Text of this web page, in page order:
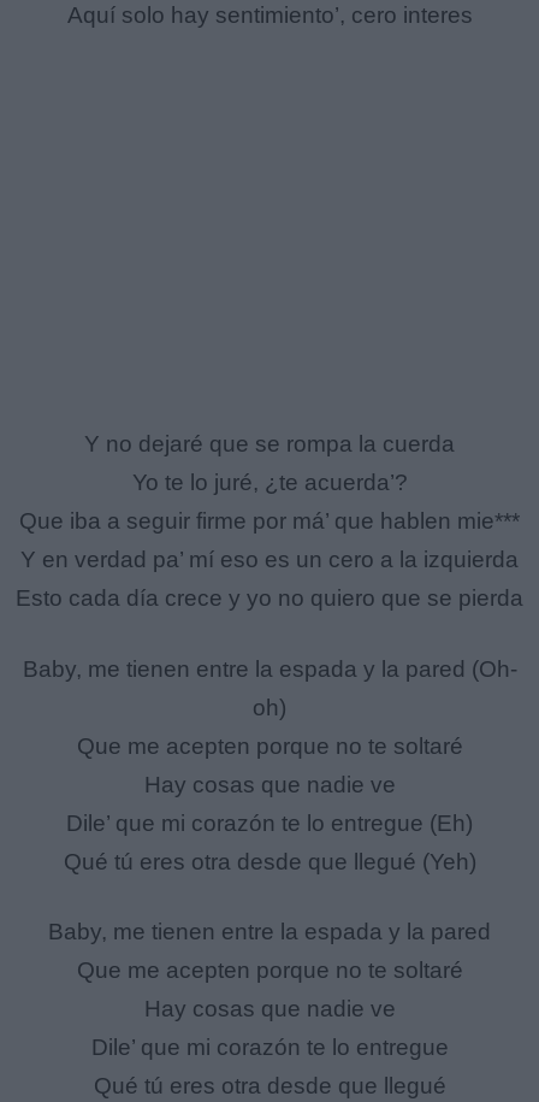
Aquí solo hay sentimiento’, cero interes
Y no dejaré que se rompa la cuerda
Yo te lo juré, ¿te acuerda’?
Que iba a seguir firme por má’ que hablen mie***
Y en verdad pa’ mí eso es un cero a la izquierda
Esto cada día crece y yo no quiero que se pierda
Baby, me tienen entre la espada y la pared (Oh-
oh)
Que me acepten porque no te soltaré
Hay cosas que nadie ve
Dile’ que mi corazón te lo entregue (Eh)
Qué tú eres otra desde que llegué (Yeh)
Baby, me tienen entre la espada y la pared
Que me acepten porque no te soltaré
Hay cosas que nadie ve
Dile’ que mi corazón te lo entregue
Qué tú eres otra desde que llegué